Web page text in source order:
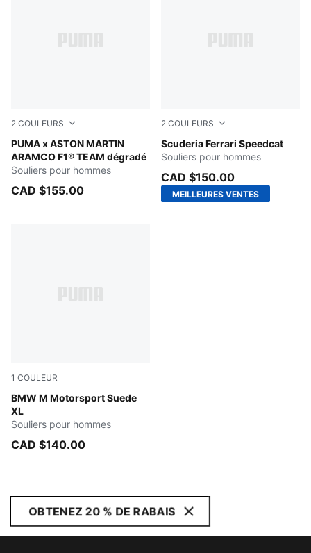
2 COULEURS
PUMA x ASTON MARTIN
ARAMCO F1® TEAM dégradé
Green Lux-Lime Shimmer
Souliers pour hommes
CAD $155.00
2 COULEURS
Scuderia Ferrari Speedcat
Rosso Corsa-Vapor Gray
Souliers pour hommes
CAD $150.00
MEILLEURES VENTES
1 COULEUR
BMW M Motorsport Suede
XL
PUMA Black-Pro Blue
Souliers pour hommes
CAD $140.00
OBTENEZ 20 % DE RABAIS